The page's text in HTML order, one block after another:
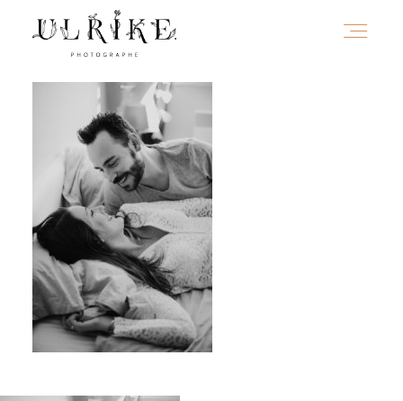
HOME
A PROPOS
PORTFOLIO
INFOS
JOURNAL